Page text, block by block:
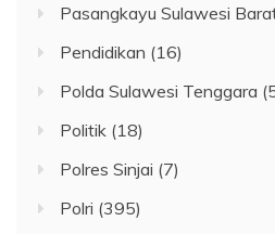
Pasangkayu Sulawesi
Pendidikan (16)
Polda Sulawesi Tenggara
Politik (18)
Polres Sinjai (7)
Polri (395)